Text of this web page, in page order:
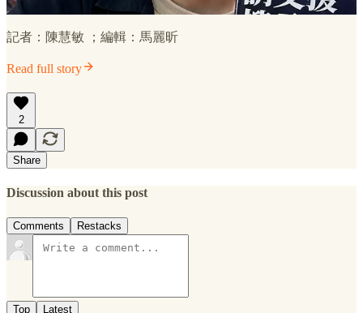
記者：陳慧敏 ；編輯：馬麗昕
Read full story
2
Share
Discussion about this post
Comments Restacks
Top Latest